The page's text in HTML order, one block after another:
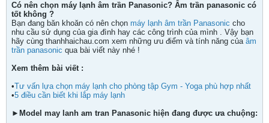
Có nên chọn máy lạnh âm trần Panasonic? Âm trần panasonic có
tốt không ?
Bạn đang băn khoăn có nên chọn máy lạnh âm trần Panasonic cho
nhu cầu sử dụng của gia đình hay các công trình của mình . Vậy bạn
hãy cùng thanhhaichau.com xem những ưu điểm và tính năng củaâm
trần panasonic qua bài viết này nhé !
Xem thêm bài viết :
•Tư vấn lựa chọn máy lạnh cho phòng tập Gym - Yoga phù hợp nhất
•5 điều cần biết khi lắp máy lạnh
►Model may lanh am tran Panasonic hiện đang được ưa chuộng: